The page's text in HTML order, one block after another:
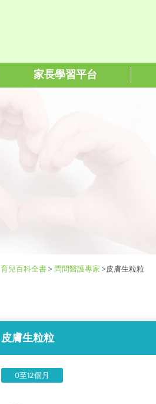
家長學習平台
育兒百科全書> 問問醫護專家 >皮膚生粒粒
皮膚生粒粒
0至12個月